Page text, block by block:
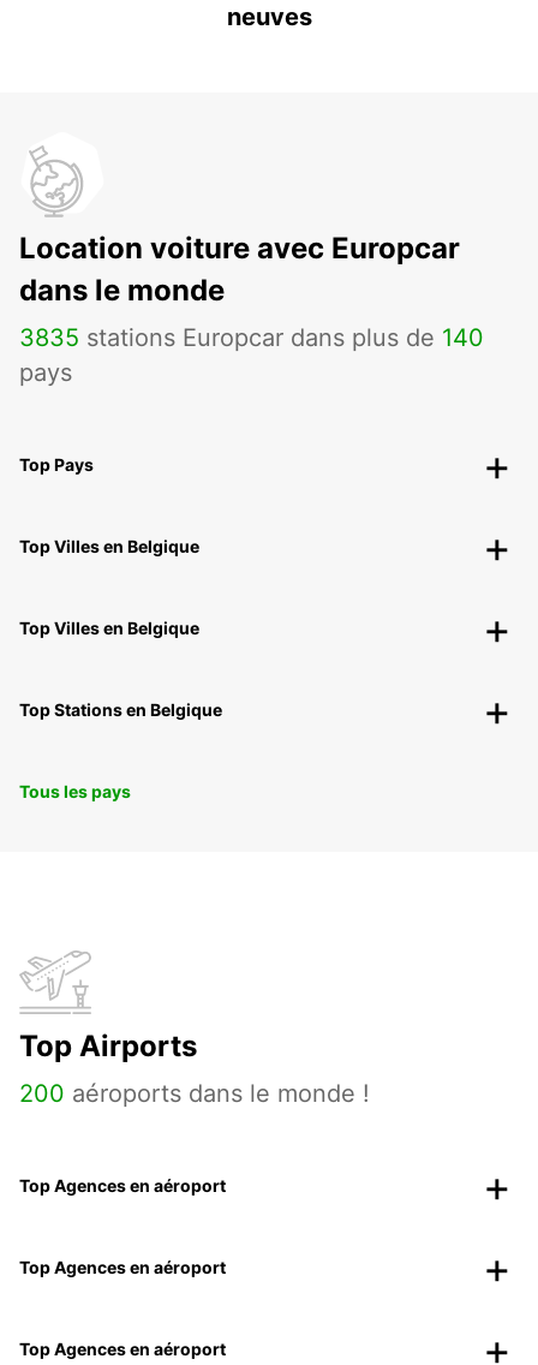
neuves
Location voiture avec Europcar
dans le monde
3835 stations Europcar dans plus de 140
pays
Top Pays
Top Villes en Belgique
Top Villes en Belgique
Top Stations en Belgique
Tous les pays
Top Airports
200 aéroports dans le monde !
Top Agences en aéroport
Top Agences en aéroport
Top Agences en aéroport